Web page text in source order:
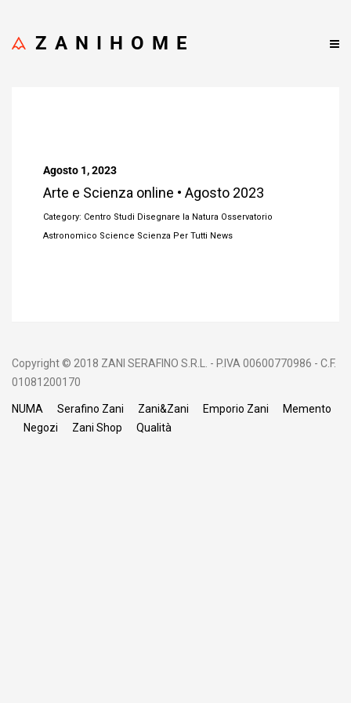
ZANIHOME
Agosto 1, 2023
Arte e Scienza online • Agosto 2023
Category: Centro Studi Disegnare la Natura Osservatorio
Astronomico Science Scienza Per Tutti News
Copyright © 2018 ZANI SERAFINO S.R.L. - P.IVA 00600770986 - C.F.
01081200170
NUMA Serafino Zani Zani&Zani Emporio Zani
Memento
Negozi
Zani Shop Qualità